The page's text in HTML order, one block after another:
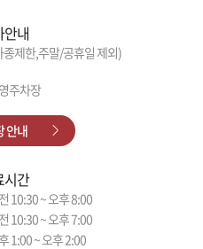
안내
제한,주말/공휴일 제외)
주차장
안내
시간
10:30 ~ 오후 8:00
10:30 ~ 오후 7:00
1:00 ~ 오후 2:00